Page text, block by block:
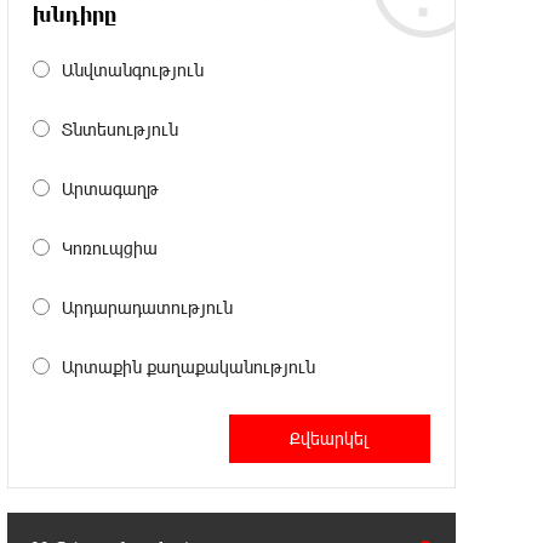
Լիբանանում «Հըզբոլլահ»-ի
հրամանատարական կետերի և պահեստների վրա
Լայպցիգը» համաձայնության են
Այսօրվա կառավարությունը
պահանջարկ չունեցող մասնագիտություններ.
Հայրենիքը փոքրանում է մեր
աչքերի առաջ․ ազգային
խնդիրը
Անվտանգություն
Տնտեսություն
Արտագաղթ
Կոռուպցիա
Արդարադատություն
Արտաքին քաղաքականություն